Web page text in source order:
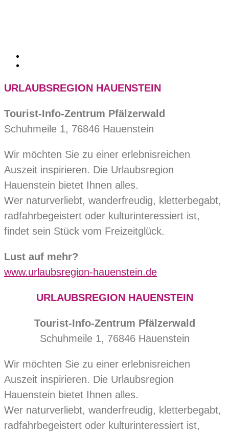
URLAUBSREGION HAUENSTEIN
Tourist-Info-Zentrum Pfälzerwald
Schuhmeile 1, 76846 Hauenstein
Wir möchten Sie zu einer erlebnisreichen
Auszeit inspirieren. Die Urlaubsregion
Hauenstein bietet Ihnen alles.
Wer naturverliebt, wanderfreudig, kletterbegabt,
radfahrbegeistert oder kulturinteressiert ist,
findet sein Stück vom Freizeitglück.
Lust auf mehr?
www.urlaubsregion-hauenstein.de
URLAUBSREGION HAUENSTEIN
Tourist-Info-Zentrum Pfälzerwald
Schuhmeile 1, 76846 Hauenstein
Wir möchten Sie zu einer erlebnisreichen
Auszeit inspirieren. Die Urlaubsregion
Hauenstein bietet Ihnen alles.
Wer naturverliebt, wanderfreudig, kletterbegabt,
radfahrbegeistert oder kulturinteressiert ist,